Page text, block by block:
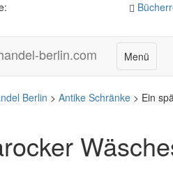
Navigation
Menü
Berlin > Antike Schränke > Ein